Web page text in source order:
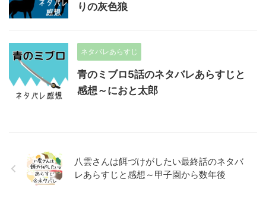
りの灰色狼
ネタバレあらすじ
青のミブロ5話のネタバレあらすじと
感想～におと太郎
八雲さんは餌づけがしたい最終話のネタバ
レあらすじと感想～甲子園から数年後